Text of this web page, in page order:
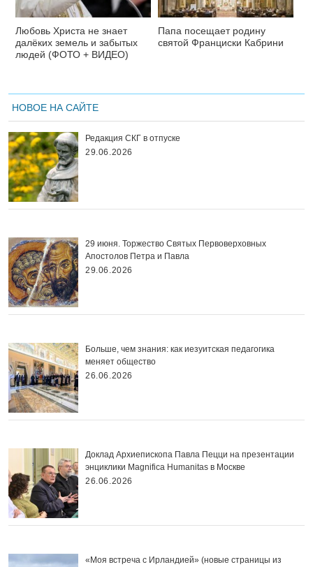
Любовь Христа не знает
далёких земель и забытых
людей (ФОТО + ВИДЕО)
Папа посещает родину
святой Франциски Кабрини
НОВОЕ НА САЙТЕ
Редакция СКГ в отпуске
29.06.2026
29 июня. Торжество Святых Первоверховных
Апостолов Петра и Павла
29.06.2026
Больше, чем знания: как иезуитская педагогика
меняет общество
26.06.2026
Доклад Архиепископа Павла Пецци на презентации
энциклики Magnifica Нumanitas в Москве
26.06.2026
«Моя встреча с Ирландией» (новые страницы из